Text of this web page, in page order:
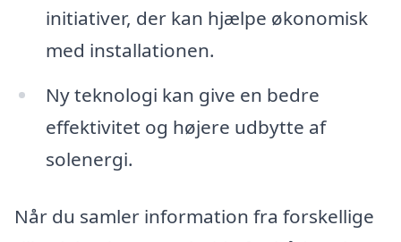
initiativer, der kan hjælpe økonomisk
med installationen.
Ny teknologi kan give en bedre
effektivitet og højere udbytte af
solenergi.
Når du samler information fra forskellige